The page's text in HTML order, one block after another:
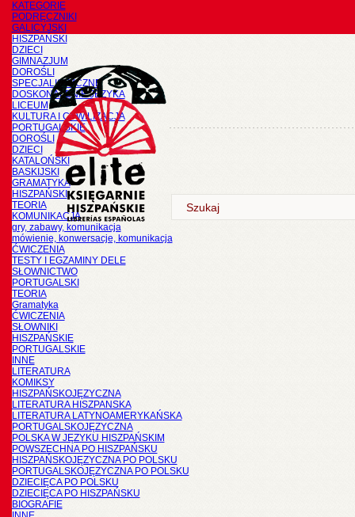
KATEGORIE
PODRĘCZNIKI
GALICYJSKI
HISZPAŃSKI
DZIECI
GIMNAZJUM
DOROŚLI
SPECJALISTYCZNE
DOSKONALENIE JĘZYKA
LICEUM
KULTURA I CYWILIZACJA
PORTUGALSKIE
DOROŚLI
DZIECI
KATALOŃSKI
BASKIJSKI
GRAMATYKA
HISZPAŃSKI
TEORIA
KOMUNIKACJA
gry, zabawy, komunikacja
mówienie, konwersacje, komunikacja
ĆWICZENIA
TESTY I EGZAMINY DELE
SŁOWNICTWO
PORTUGALSKI
TEORIA
Gramatyka
ĆWICZENIA
SŁOWNIKI
HISZPAŃSKIE
PORTUGALSKIE
INNE
LITERATURA
KOMIKSY
HISZPAŃSKOJĘZYCZNA
LITERATURA HISZPANSKA
LITERATURA LATYNOAMERYKAŃSKA
PORTUGALSKOJĘZYCZNA
POLSKA W JĘZYKU HISZPAŃSKIM
POWSZECHNA PO HISZPAŃSKU
HISZPAŃSKOJĘZYCZNA PO POLSKU
PORTUGALSKOJĘZYCZNA PO POLSKU
DZIECIĘCA PO POLSKU
DZIECIĘCA PO HISZPAŃSKU
BIOGRAFIE